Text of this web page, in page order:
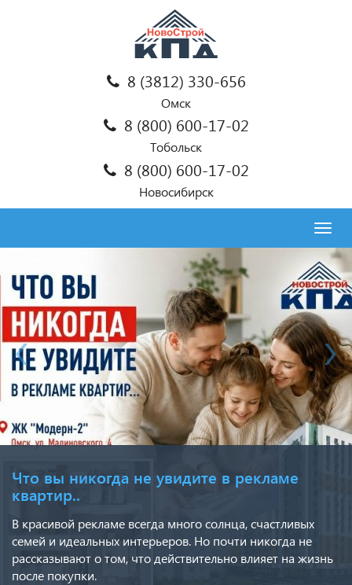
8 (3812) 330-656
Омск
8 (800) 600-17-02
Тобольск
8 (800) 600-17-02
Новосибирск
Что вы никогда не увидите в рекламе
квартир..
В красивой рекламе всегда много солнца, счастливых
семей и идеальных интерьеров. Но почти никогда не
рассказывают о том, что действительно влияет на жизнь
после покупки.